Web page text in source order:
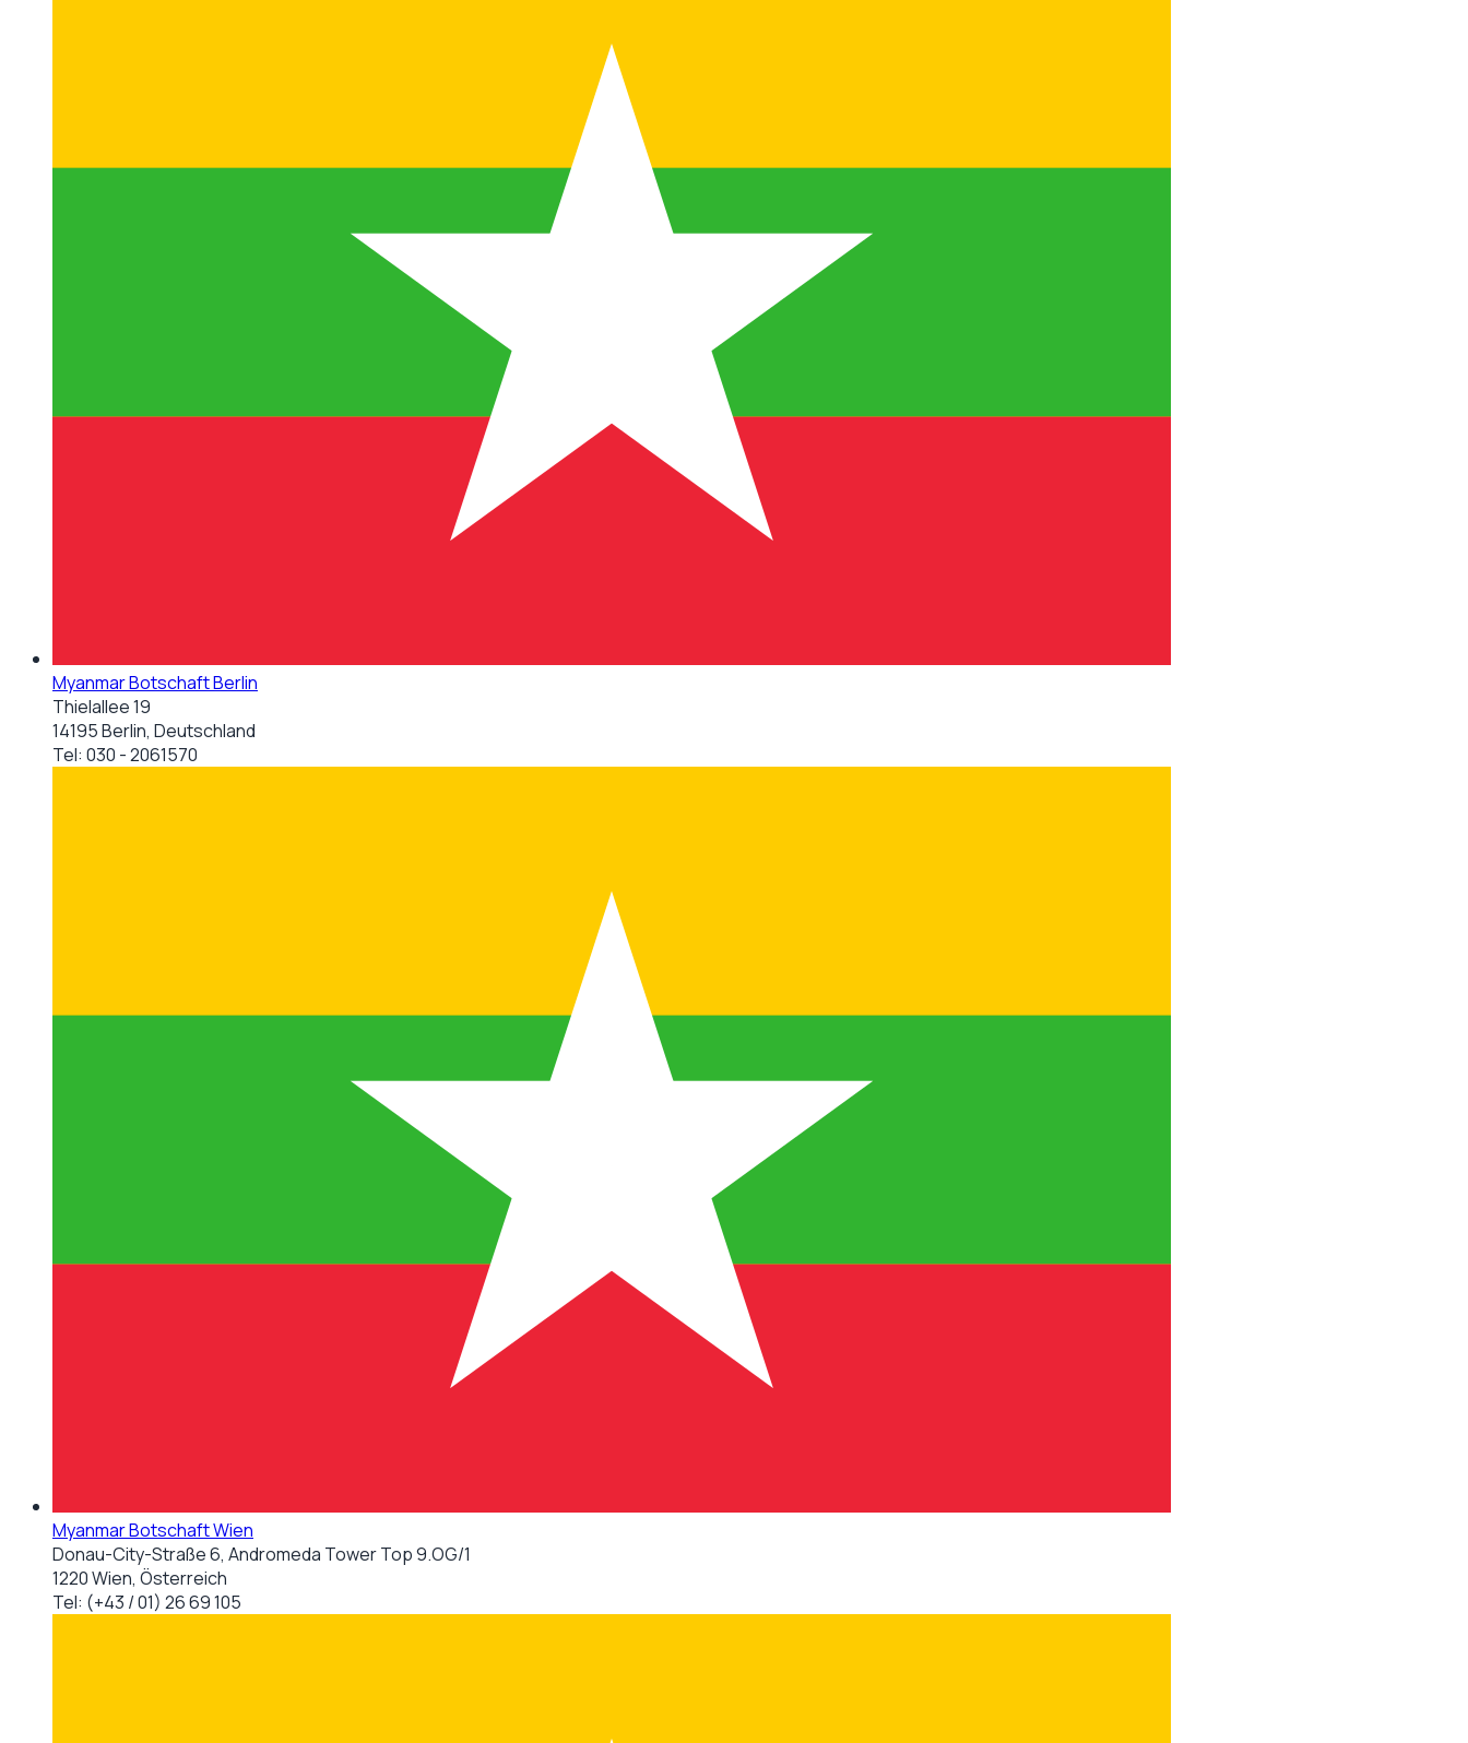
Myanmar Botschaft Berlin
Thielallee 19
14195 Berlin, Deutschland
Tel: 030 - 2061570
Myanmar Botschaft Wien
Donau-City-Straße 6, Andromeda Tower Top 9.OG/1
1220 Wien, Österreich
Tel: (+43 / 01) 26 69 105